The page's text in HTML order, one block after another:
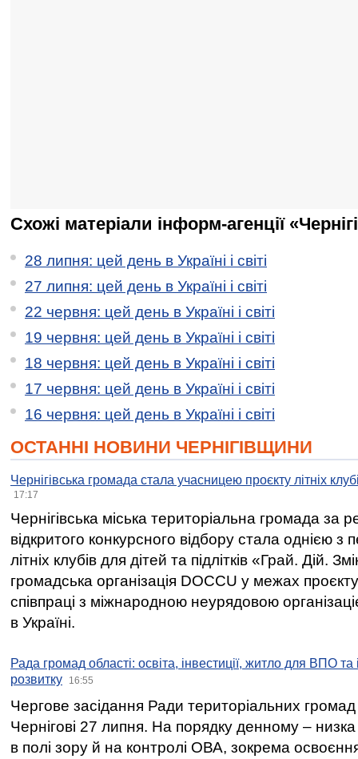
Схожі матеріали інформ-агенції
28 липня: цей день в Україні і світі
27 липня: цей день в Україні і світі
22 червня: цей день в Україні і світі
19 червня: цей день в Україні і світі
18 червня: цей день в Україні і світі
17 червня: цей день в Україні і світі
16 червня: цей день в Україні і світі
ОСТАННІ НОВИНИ ЧЕРНІГІВЩИНИ
Чернігівська громада стала учасницею проєкту літніх
17:17
Чернігівська міська територіальна громада за
відкритого конкурсного відбору стала однією
літніх клубів для дітей та підлітків «Грай. Дій.
громадська організація DOCCU у межах
співпраці з міжнародною неурядовою
в Україні.
Рада громад області: освіта, інвестиції, житло для ВПО
розвитку
16:55
Чергове засідання Ради територіальних громад
Чернігові 27 липня. На порядку денному –
в полі зору й на контролі ОВА, зокрема освоєння